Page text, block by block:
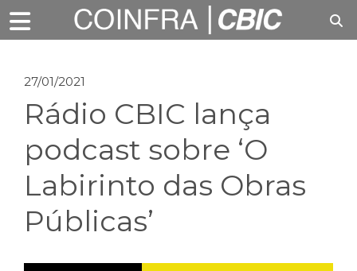
27/01/2021
Rádio CBIC lança
podcast sobre ‘O
Labirinto das Obras
Públicas’